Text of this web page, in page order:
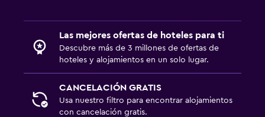
Las mejores ofertas de hoteles para ti
Descubre más de 3 millones de ofertas de
hoteles y alojamientos en un solo lugar.
CANCELACIÓN GRATIS
Usa nuestro filtro para encontrar alojamientos
con cancelación gratis.